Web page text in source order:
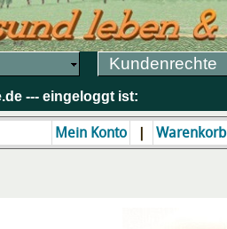
Kundenrechte
--- eingeloggt ist:
Mein Konto | Warenkorb